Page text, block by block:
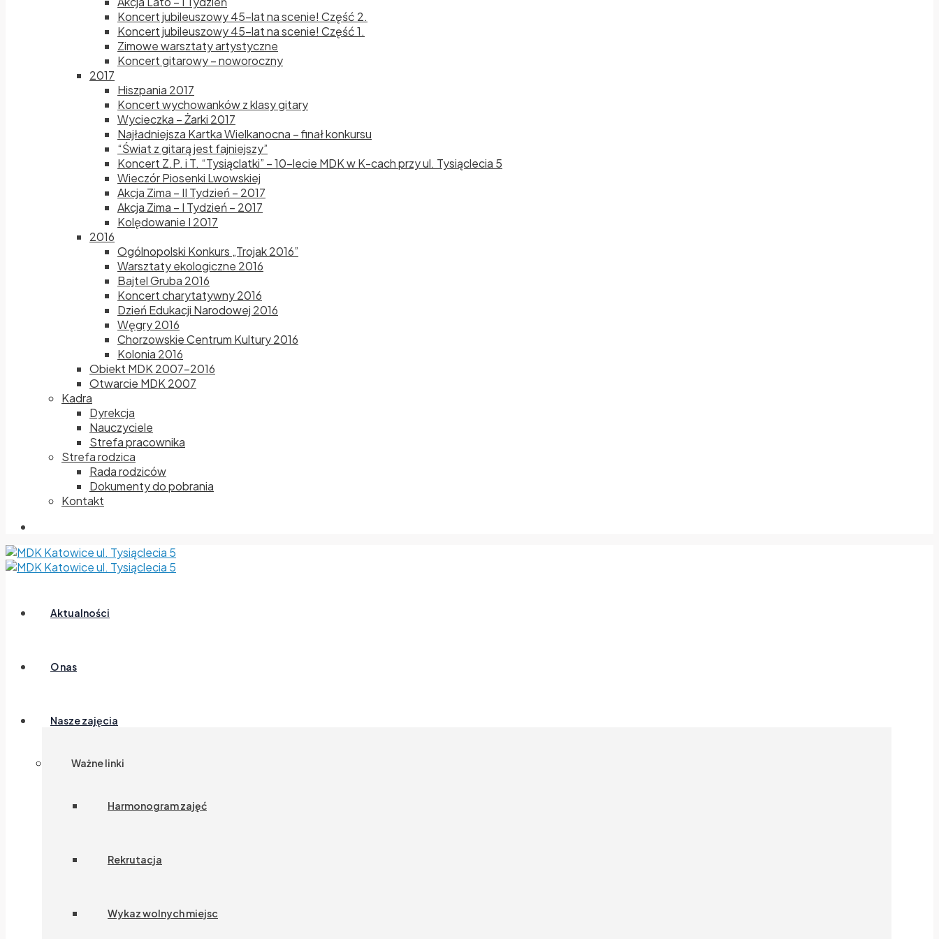
Koncert jubileuszowy 45-lat na scenie! Część 2.
Koncert jubileuszowy 45-lat na scenie! Część 1.
Zimowe warsztaty artystyczne
Koncert gitarowy – noworoczny
2017
Hiszpania 2017
Koncert wychowanków z klasy gitary
Wycieczka – Żarki 2017
Najładniejsza Kartka Wielkanocna – finał konkursu
“Świat z gitarą jest fajniejszy”
Koncert Z.P. i T. “Tysiąclatki” – 10-lecie MDK w K-cach przy ul. Tysiąclecia 5
Wieczór Piosenki Lwowskiej
Akcja Zima – II Tydzień – 2017
Akcja Zima – I Tydzień – 2017
Kolędowanie I 2017
2016
Ogólnopolski Konkurs „Trojak 2016”
Warsztaty ekologiczne 2016
Bajtel Gruba 2016
Koncert charytatywny 2016
Dzień Edukacji Narodowej 2016
Węgry 2016
Chorzowskie Centrum Kultury 2016
Kolonia 2016
Obiekt MDK 2007-2016
Otwarcie MDK 2007
Kadra
Dyrekcja
Nauczyciele
Strefa pracownika
Strefa rodzica
Rada rodziców
Dokumenty do pobrania
Kontakt
Aktualności
O nas
Nasze zajęcia
Ważne linki
Harmonogram zajęć
Rekrutacja
Wykaz wolnych miejsc